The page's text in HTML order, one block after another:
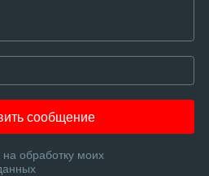
сообщение
обработку моих